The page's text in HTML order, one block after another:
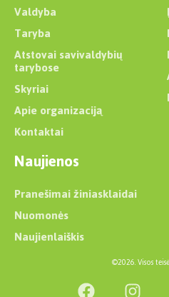
Valdyba
Taryba
Atstovai savivaldybių
tarybose
Skyriai
Apie organizaciją
Kontaktai
Naujienos
Pranešimai žiniasklaidai
Nuomonės
Naujienlaiškis
©2026. Visos